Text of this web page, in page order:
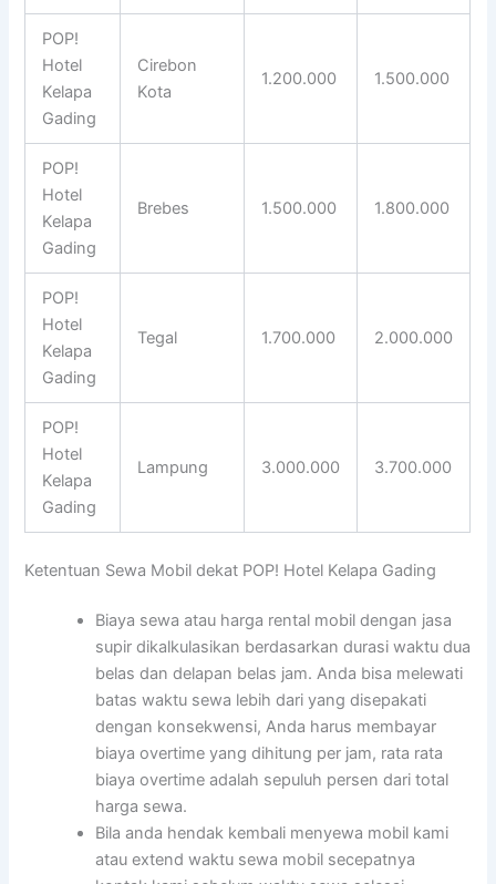
POP!
Hotel
Kelapa
Gading
Cirebon
Kota
1.200.000 1.500.000
POP!
Hotel
Kelapa
Gading
Brebes 1.500.000 1.800.000
POP!
Hotel
Kelapa
Gading
Tegal 1.700.000 2.000.000
POP!
Hotel
Kelapa
Gading
Lampung 3.000.000 3.700.000
Ketentuan Sewa Mobil dekat POP! Hotel Kelapa Gading
Biaya sewa atau harga rental mobil dengan jasa
supir dikalkulasikan berdasarkan durasi waktu dua
belas dan delapan belas jam. Anda bisa melewati
batas waktu sewa lebih dari yang disepakati
dengan konsekwensi, Anda harus membayar
biaya overtime yang dihitung per jam, rata rata
biaya overtime adalah sepuluh persen dari total
harga sewa.
Bila anda hendak kembali menyewa mobil kami
atau extend waktu sewa mobil secepatnya